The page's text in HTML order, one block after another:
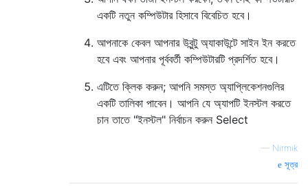
একটি নতুন কম্পিউটার হিসাবে বিবেচিত হবে।
আপনাকে কেবল আপনার উবুন্টু অ্যাকাউন্টে সাইন ইন করতে
হবে এবং আপনার পূর্ববর্তী কম্পিউটারটি প্রদর্শিত হবে।
এটিতে ক্লিক করুন; আপনি সমস্ত অ্যাপ্লিকেশনগুলির
একটি তালিকা পাবেন। আপনি যে অ্যাপটি ইনস্টল করতে
চান তাতে "ইনস্টল" নির্বাচন করুন Select
— Nirmik
সূত্র